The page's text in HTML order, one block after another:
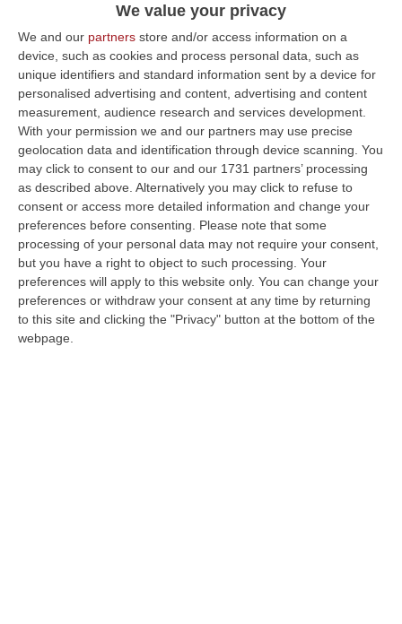
We value your privacy
We and our partners store and/or access information on a
device, such as cookies and process personal data, such as
unique identifiers and standard information sent by a device for
personalised advertising and content, advertising and content
measurement, audience research and services development.
With your permission we and our partners may use precise
geolocation data and identification through device scanning. You
may click to consent to our and our 1731 partners’ processing
as described above. Alternatively you may click to refuse to
consent or access more detailed information and change your
preferences before consenting.
Please note that some
processing of your personal data may not require your consent,
but you have a right to object to such processing. Your
preferences will apply to this website only. You can change your
preferences or withdraw your consent at any time by returning
to this site and clicking the "Privacy" button at the bottom of the
webpage.
Clicca e segui “Corriere della Calabria” su Google News
VIBO VALENTIAIl gup del Tribunale di Vibo
Valentia ha assolto due imputati al termine
di un processo celebrato con rito abbreviato,
mentre altri due sono stati rinviati a giudizio.
Si tratta del procedimento penale che ha
preso il via dall’incidente sul lavoro che si è